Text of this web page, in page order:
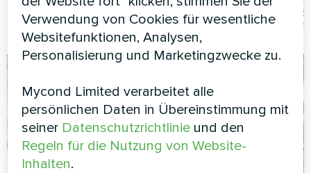
Verwendung von Cookies für wesentliche
Websitefunktionen, Analysen,
Personalisierung und Marketingzwecke zu.
Mycond Limited verarbeitet alle
persönlichen Daten in Übereinstimmung mit
seiner Datenschutzrichtlinie und den
Regeln für die Nutzung von Website-
Inhalten.